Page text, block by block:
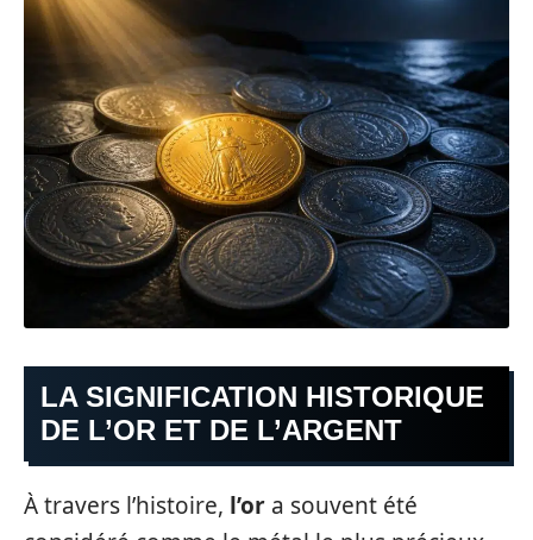
LA SIGNIFICATION HISTORIQUE
DE L’OR ET DE L’ARGENT
À travers l’histoire, l’or a souvent été